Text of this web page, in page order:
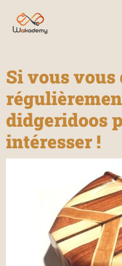
Si vous vous
didgeridoos
intéresser !